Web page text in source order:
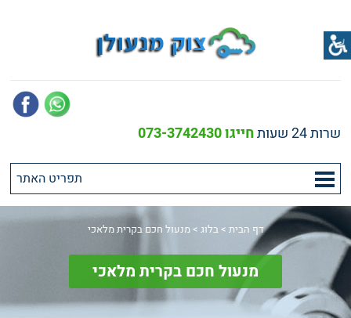
שרות 24 שעות חייגו 073-3742430
דף הבית >בלוג >מנעול חכם בקרית מלאכי
מנעול חכם בקרית מלאכי